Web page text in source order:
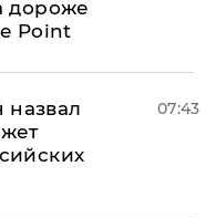
дороже
Point
07:43